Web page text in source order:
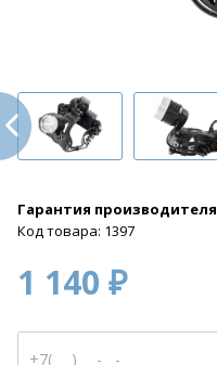
Гарантия производителя
Код товара: 1397
1 140 ₽